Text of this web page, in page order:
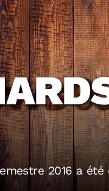
2016 a été